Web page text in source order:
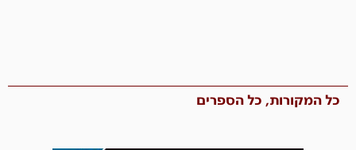
כל המקורות, כל הספרים​